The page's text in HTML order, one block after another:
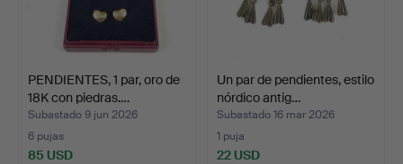
PENDIENTES, 1 par, oro de
18K con piedras.…
Subastado 9 jun 2026
6 pujas
85 USD
Un par de pendientes, estilo
nórdico antig…
Subastado 16 mar 2026
1 puja
22 USD